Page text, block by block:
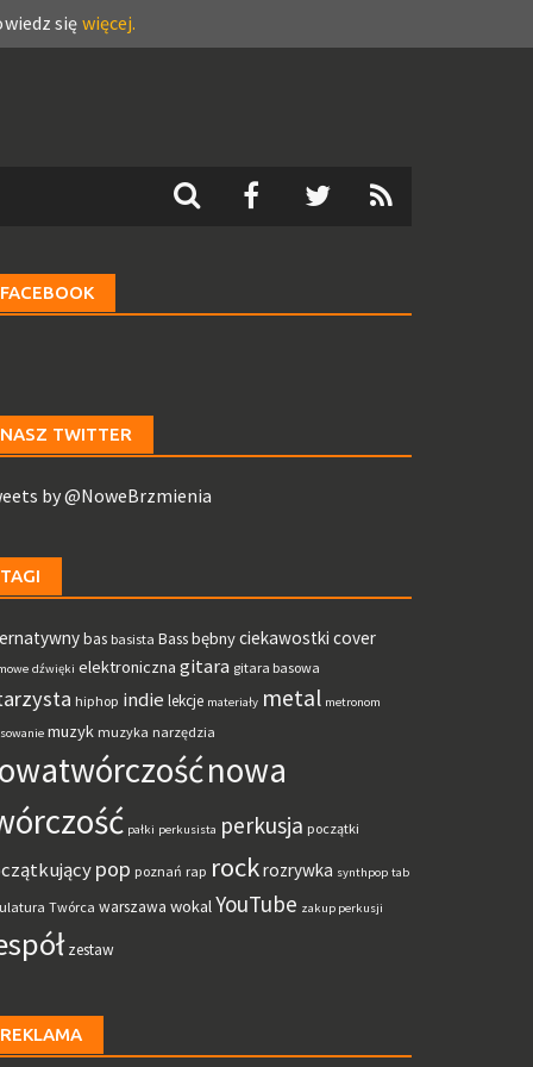
sięwięcej.
FACEBOOK
NASZ TWITTER
by @NoweBrzmienia
TAGI
bas basista Bassbębnyciekawostki cover
dźwięki elektroniczna gitara gitara basowa
hiphop indie lekcje materiały metal metronom
muzyk muzyka narzędzia
nowa
pałki perkusista perkusja początki
pop poznań rap rockrozrywka synthpop tab
Twórca warszawa wokalYouTube zakup perkusji
zestaw
REKLAMA